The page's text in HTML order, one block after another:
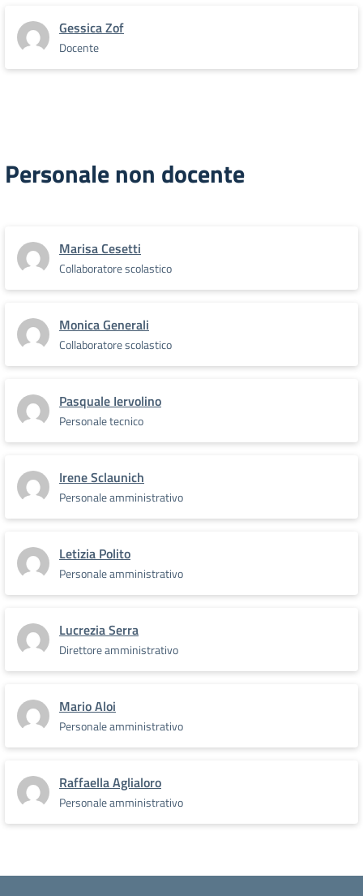
Gessica Zof
Docente
Personale non docente
Marisa Cesetti
Collaboratore scolastico
Monica Generali
Collaboratore scolastico
Pasquale Iervolino
Personale tecnico
Irene Sclaunich
Personale amministrativo
Letizia Polito
Personale amministrativo
Lucrezia Serra
Direttore amministrativo
Mario Aloi
Personale amministrativo
Raffaella Aglialoro
Personale amministrativo